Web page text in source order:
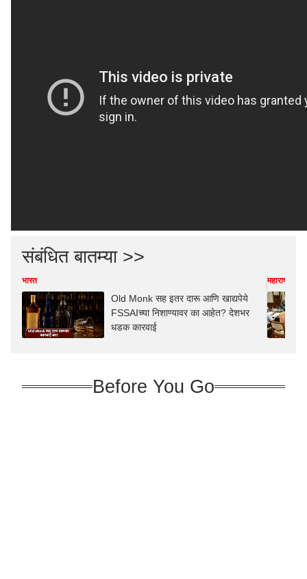
संबंधित बातम्या >>
भारत
Old Monk सह इतर दारू आणि खाद्यपेये
FSSAIच्या निशाण्यावर का आहेत? देशभर
धडक कारवाई
महाराष्ट्र
Before You Go